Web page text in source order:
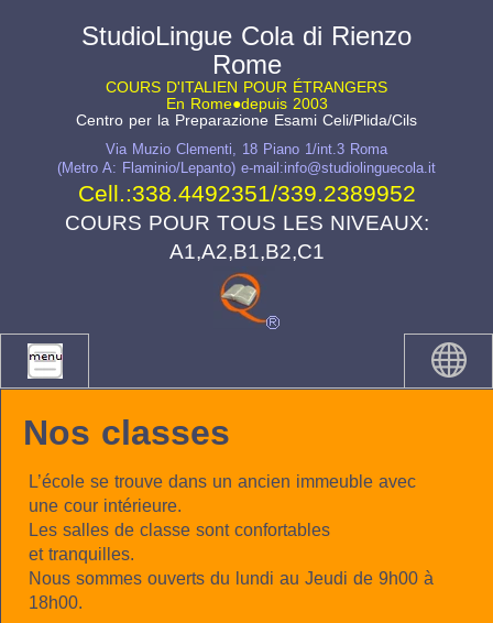
StudioLingue Cola di Rienzo
Rome
COURS D'ITALIEN POUR ÉTRANGERS
En Rome●depuis 2003
Centro per la Preparazione Esami Celi/Plida/Cils
Via Muzio Clementi, 18 Piano 1/int.3 Roma
(Metro A: Flaminio/Lepanto) e-mail:info@studiolinguecola.it
Cell.:338.4492351/339.2389952
COURS POUR TOUS LES NIVEAUX:
A1,A2,B1,B2,C1
Nos classes
L’école se trouve dans un ancien immeuble avec
une cour intérieure.
Les salles de classe sont confortables
et tranquilles.
Nous sommes ouverts du lundi au Jeudi de 9h00 à
18h00.